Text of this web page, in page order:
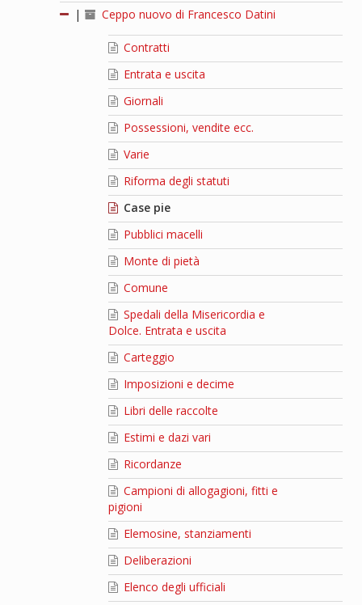
|
Ceppo nuovo di Francesco Datini
Contratti
Entrata e uscita
Giornali
Possessioni, vendite ecc.
Varie
Riforma degli statuti
Case pie
Pubblici macelli
Monte di pietà
Comune
Spedali della Misericordia e
Dolce. Entrata e uscita
Carteggio
Imposizioni e decime
Libri delle raccolte
Estimi e dazi vari
Ricordanze
Campioni di allogagioni, fitti e
pigioni
Elemosine, stanziamenti
Deliberazioni
Elenco degli ufficiali